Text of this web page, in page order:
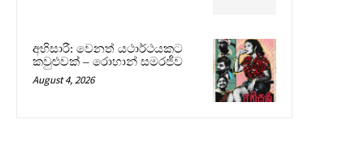
අභිසාරී: වෙනත් යථාර්ථයකට
කවුළුවක් – රොහාන් සමරජීව
August 4, 2026